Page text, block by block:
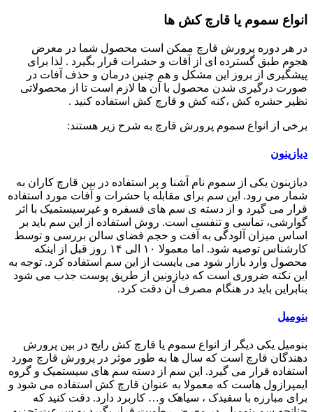
انواع سموم یا قارچ کش ها
در هر دوره پرورش قارچ ممکن است محصول شما در معرض
هجوم طبق گسترده ای از آفات و حشرات قرار بگیرد . لذا برای
پیشگیری از بروز این مشکل و هم چنین درمان و حذف آفات در
صورت درگیری شدن محصول با آن ها لازم است تا از محصولاتی
نظیر حشره کش ،کنه کش و قارچ کش استفاده کنید .
برخی از انواع سموم پرورش قارچ به شرح زیر هستند:
دیازینون
دیازینون یکی از سموم نام آشنا و پر استفاده در بین قارچ کاران به
شمار می رود. این سم برای مقابله با حشرات و آفات مورد استفاده
قرار می گیرد و از دسته ی سم های فسفره و غیرسیستمیک با اثر
گوارشی، تماسی و تنفسی است. روش استفاده از این سم باید بر
اساس میزان آلودگی به آفت و حجم فضای سالن بررسی و توسط
کارشناس توصیه شود. اما معمولا ۱۰ الی ۱۴ روز قبل از اینکه
محصول وارد بازار شود می بایست از این سم استفاده کرد. توجه به
این نکته ضروری است که دیازونین از طریق پوست جذب می شود
بنابراین باید در هنگام مصرف آن دقت کرد.
بنومیل
بنومیل یکی دیگر از انواع سموم یا قارچ کش رایج در بین پرورش
دهندگان قارچ است که سال ها به طور موثر در پرورش قارچ مورد
استفاده قرار می گیرد. این سم از دسته سم های سیستمیک و گروه
ایمپرازول هاست که معمولا به عنوان قارچ کش استفاده می شود و
برای مبارزه با سفیدک ، سیاهک و… کاربرد دارد. دقت کنید که